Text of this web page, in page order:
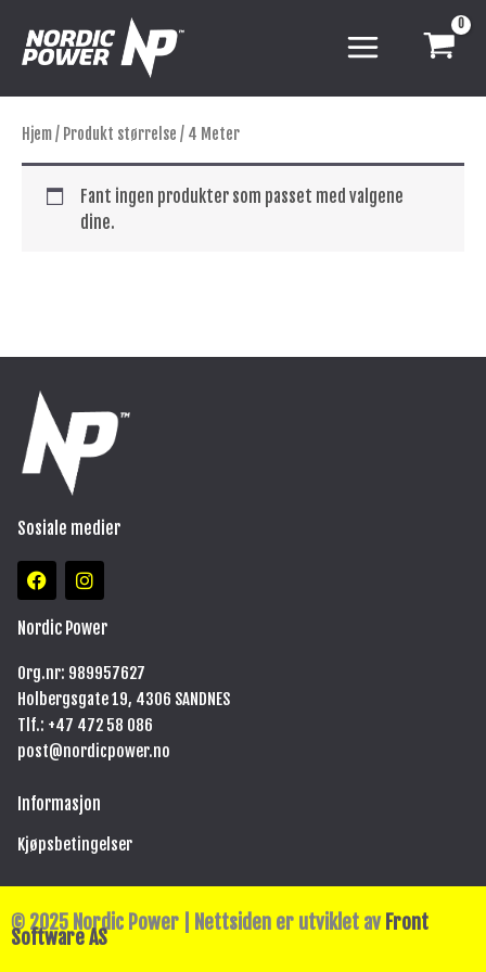
rett
Hjem/ Produkt størrelse / 4 Meter
Fant ingen produkter som passet med valgene
dine.
Sosiale medier
F
a
e
o
o
k
I
n
t
g
r
a
m
Nordic Power
Org.nr: 989957627
Holbergsgate 19, 4306 SANDNES
Tlf.: +47 472 58 086
post@nordicpower.no
Informasjon
Kjøpsbetingelser
© 2025 Nordic Power | Nettsiden er utviklet avFront
Software AS